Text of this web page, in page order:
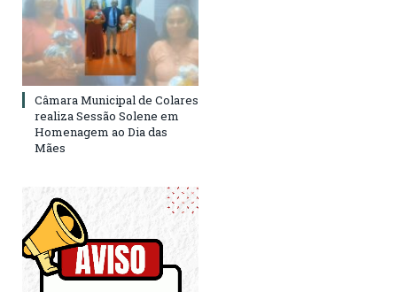
Câmara Municipal de Colares
realiza Sessão Solene em
Homenagem ao Dia das
Mães